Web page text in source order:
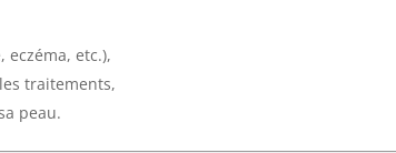
eczéma, etc.),
traitements,
peau.